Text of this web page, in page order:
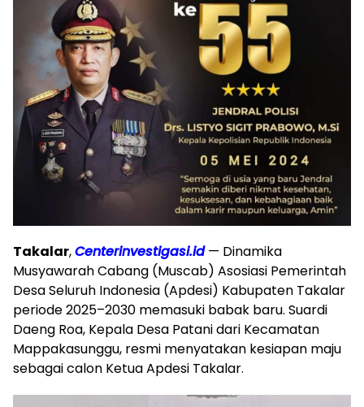
Takalar,Centerinvestigasi.id— Dinamika
Musyawarah Cabang (Muscab) Asosiasi Pemerintah
Desa Seluruh Indonesia (Apdesi) Kabupaten Takalar
periode 2025–2030 memasuki babak baru. Suardi
Daeng Roa, Kepala Desa Patani dari Kecamatan
Mappakasunggu, resmi menyatakan kesiapan maju
sebagai calon Ketua Apdesi Takalar.